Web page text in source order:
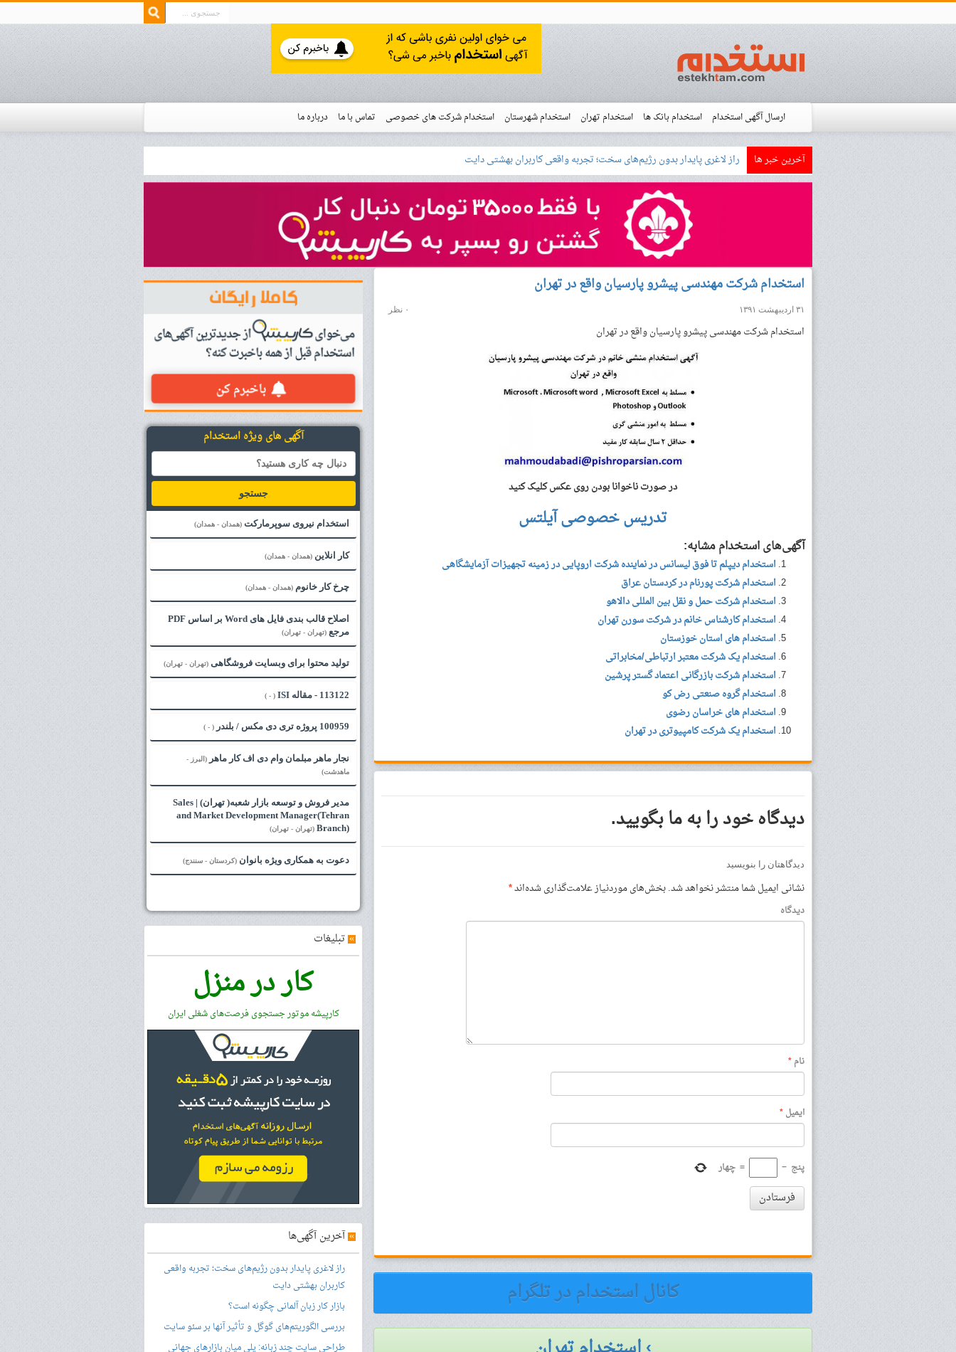
ارسال آگهی استخدام استخدام بانک ها استخدام تهران استخدام شهرستان استخدام شرکت های خصوصی تماس با ما
درباره ما
نوار زمان استخدام
استخدام شده ها
آموزش فروشگاه استخدام
آخرین خبر ها بازار کار زبان آلمانی چگونه ا
استخدام شرکت مهندسی پیشرو پارسیان واقع در تهران
۳۱ اردیبهشت ۱۳۹۱ ۰ نظر
استخدام شرکت مهندسی پیشرو پارسیان واقع در تهران
در صورت ناخوانا بودن روی عکس کلیک کنید
تدریس خصوصی آیلتس
آگهی‌های استخدام مشابه:
استخدام دیپلم تا فوق لیسانس در نماینده شرکت اروپایی در زمینه تجهیزات آزمایشگاهی
استخدام شرکت پورنام در کردستان عراق
استخدام شرکت حمل و نقل بین المللی دالاهو
استخدام کارشناس خانم در شرکت سورن تهران
استخدام های استان خوزستان
استخدام یک شرکت معتبر ارتباطی/مخابراتی
استخدام شرکت بازرگانی اعتماد گستر پرشین
استخدام گروه صنعتی رض کو
استخدام های خراسان رضوی
استخدام یک شرکت کامپیوتری در تهران
دیدگاه خود را به ما بگویید.
دیدگاهتان را بنویسید
نشانی ایمیل شما منتشر نخواهد شد.بخش‌های موردنیاز علامت‌گذاری شده‌اند*
دیدگاه
نام*
ایمیل*
پنج −
= چهار
فرستادن
کانال استخدام در تلگرام
آگهی های ویژه استخدام
جستجو
استخدام نیروی سوپرمارکت (همدان - همدان)
کار انلاین (همدان - همدان)
چرخ کار خانوم (همدان - همدان)
اصلاح قالب بندی فایل های Word بر اساس PDF
مرجع (تهران - تهران)
تولید محتوا برای وبسایت فروشگاهی (تهران - تهران)
113122 - مقاله ISI ( - )
100959 پروژه تری دی مکس / بلندر ( - )
نجار ماهر مبلمان وام دی اف کار ماهر
(البرز -
ماهدشت)
مدیر فروش و توسعه بازار شعبه( تهران) | Sales
and Market Development Manager(Tehran
Branch) (تهران - تهران)
دعوت به همکاری ویژه بانوان (کردستان - سنندج)
»تبلیغات
کار در منزل
کارپیشه موتور جستجوی فرصت‌های شغلی ایران
»آخرین آگهی‌ها
راز لاغری پایدار بدون رژیم‌های سخت؛ تجربه واقعی
کاربران بهشتی دایت
بازار کار زبان آلمانی چگونه است؟
بررسی الگوریتم‌های گوگل و تأثیر آنها بر سئو سایت
طراحی سایت چند زبانه: پلی میان بازارهای جهانی